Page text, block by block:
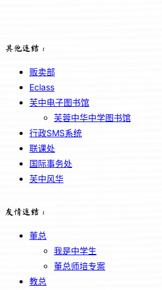
其他连结：
贩卖部
Eclass
芙中电子图书馆
芙蓉中华中学图书馆
行政SMS系统
联课处
国际事务处
芙中风华
友情连结：
董总
我是中学生
董总师培专案
教总